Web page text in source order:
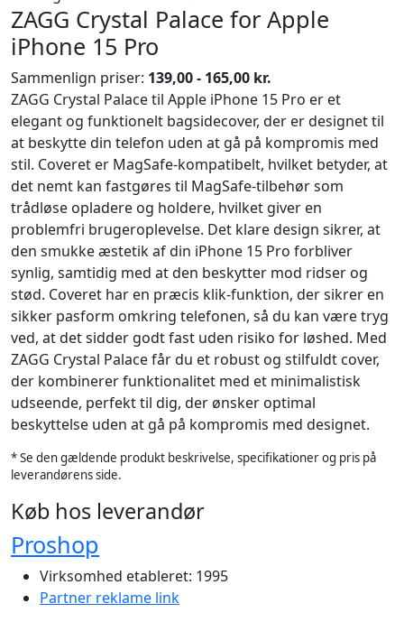
ZAGG Crystal Palace for Apple
iPhone 15 Pro
Sammenlign priser: 139,00 - 165,00 kr.
ZAGG Crystal Palace til Apple iPhone 15 Pro er et
elegant og funktionelt bagsidecover, der er designet til
at beskytte din telefon uden at gå på kompromis med
stil. Coveret er MagSafe-kompatibelt, hvilket betyder, at
det nemt kan fastgøres til MagSafe-tilbehør som
trådløse opladere og holdere, hvilket giver en
problemfri brugeroplevelse. Det klare design sikrer, at
den smukke æstetik af din iPhone 15 Pro forbliver
synlig, samtidig med at den beskytter mod ridser og
stød. Coveret har en præcis klik-funktion, der sikrer en
sikker pasform omkring telefonen, så du kan være tryg
ved, at det sidder godt fast uden risiko for løshed. Med
ZAGG Crystal Palace får du et robust og stilfuldt cover,
der kombinerer funktionalitet med et minimalistisk
udseende, perfekt til dig, der ønsker optimal
beskyttelse uden at gå på kompromis med designet.
* Se den gældende produkt beskrivelse, specifikationer og pris på
leverandørens side.
Køb hos leverandør
Proshop
Virksomhed etableret: 1995
Partner reklame link